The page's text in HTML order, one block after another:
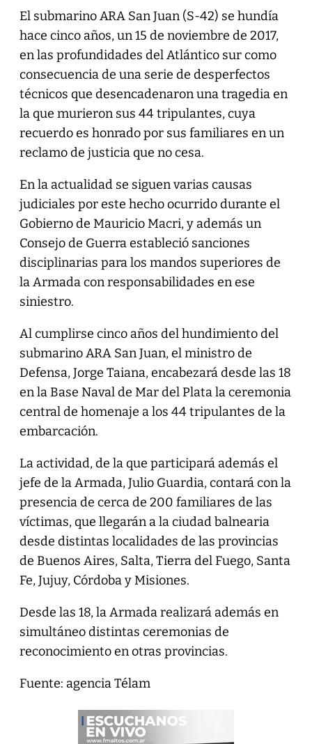
El submarino ARA San Juan (S-42) se hundía
hace cinco años, un 15 de noviembre de 2017,
en las profundidades del Atlántico sur como
consecuencia de una serie de desperfectos
técnicos que desencadenaron una tragedia en
la que murieron sus 44 tripulantes, cuya
recuerdo es honrado por sus familiares en un
reclamo de justicia que no cesa.
En la actualidad se siguen varias causas
judiciales por este hecho ocurrido durante el
Gobierno de Mauricio Macri, y además un
Consejo de Guerra estableció sanciones
disciplinarias para los mandos superiores de
la Armada con responsabilidades en ese
siniestro.
Al cumplirse cinco años del hundimiento del
submarino ARA San Juan, el ministro de
Defensa, Jorge Taiana, encabezará desde las 18
en la Base Naval de Mar del Plata la ceremonia
central de homenaje a los 44 tripulantes de la
embarcación.
La actividad, de la que participará además el
jefe de la Armada, Julio Guardia, contará con la
presencia de cerca de 200 familiares de las
víctimas, que llegarán a la ciudad balnearia
desde distintas localidades de las provincias
de Buenos Aires, Salta, Tierra del Fuego, Santa
Fe, Jujuy, Córdoba y Misiones.
Desde las 18, la Armada realizará además en
simultáneo distintas ceremonias de
reconocimiento en otras provincias.
Fuente: agencia Télam